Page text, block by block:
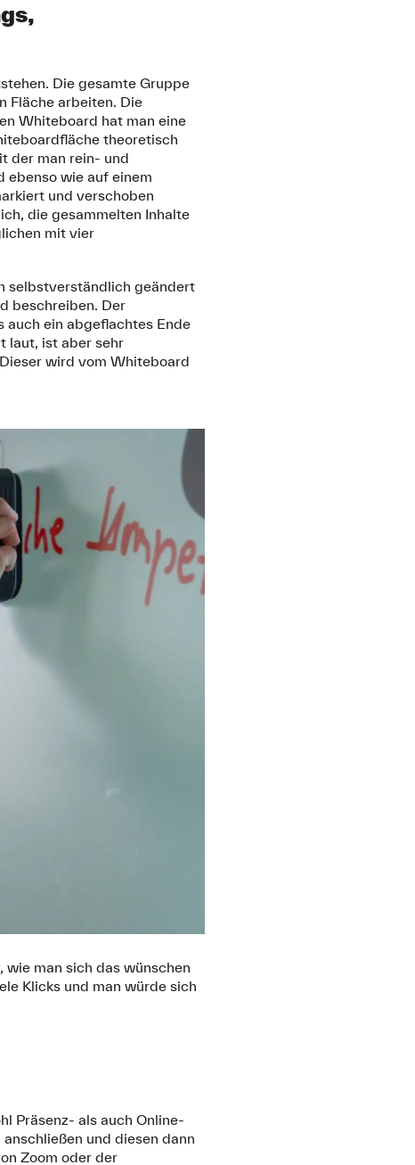
Die gesamte Gruppe
Fläche arbeiten. Die
Whiteboard hat man eine
theoretisch
der man rein- und
ebenso wie auf einem
und verschoben
die gesammelten Inhalte
mit vier
selbstverständlich geändert
beschreiben. Der
auch ein abgeflachtes Ende
laut, ist aber sehr
wird vom Whiteboard
man sich das wünschen
Klicks und man würde sich
Präsenz- als auch Online-
und diesen dann
Zoom oder der